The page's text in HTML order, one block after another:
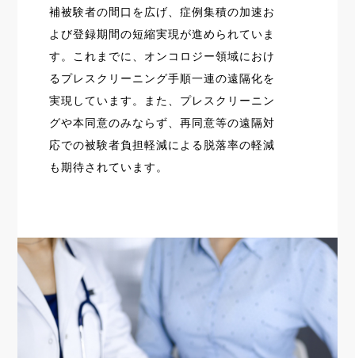
補被験者の間口を広げ、症例集積の加速お
よび登録期間の短縮実現が進められていま
す。これまでに、オンコロジー領域におけ
るプレスクリーニング手順一連の遠隔化を
実現しています。また、プレスクリーニン
グや本同意のみならず、再同意等の遠隔対
応での被験者負担軽減による脱落率の軽減
も期待されています。